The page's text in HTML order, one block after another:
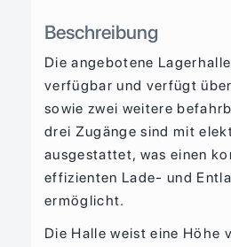
Beschreibung
Die angebotene
verfügbar und verfügt
sowie zwei weitere
drei Zugänge sind mit
ausgestattet, was einen
effizienten Lade- und
ermöglicht.
Die Halle weist eine Höhe